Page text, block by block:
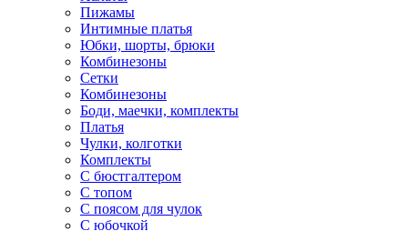
Пижамы
Интимные платья
Юбки, шорты, брюки
Комбинезоны
Сетки
Комбинезоны
Боди, маечки, комплекты
Платья
Чулки, колготки
Комплекты
С бюстгалтером
С топом
С поясом для чулок
С юбочкой